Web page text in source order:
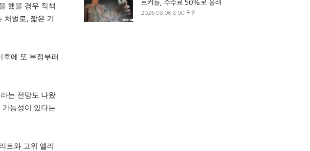
했을 경우 직책
처벌로, 짧은 기
후에 또 부정부패
는 전망도 나왔
능성이 있다는
트와 고위 엘리
로커들, 수수료 50%로 올려
2026.08.06 8:00 오전